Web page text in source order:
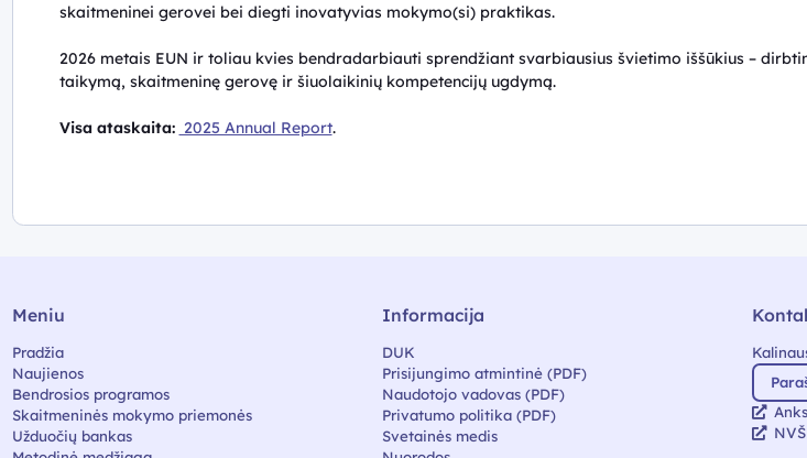
skaitmeninei gerovei bei diegti inovatyvias mokymo(si) praktikas.
2026 metais EUN ir toliau kvies bendradarbiauti sprendžiant svarbiausius švietimo iššūkius –
taikymą, skaitmeninę gerovę ir šiuolaikinių kompetencijų ugdymą.
Visa ataskaita: 2025 Annual Report.
Meniu
Pradžia
Naujienos
Bendrosios programos
Skaitmeninės mokymo priemonės
Užduočių bankas
Informacija
DUK
Prisijungimo atmintinė (PDF)
Naudotojo vadovas (PDF)
Privatumo politika (PDF)
Svetainės medis